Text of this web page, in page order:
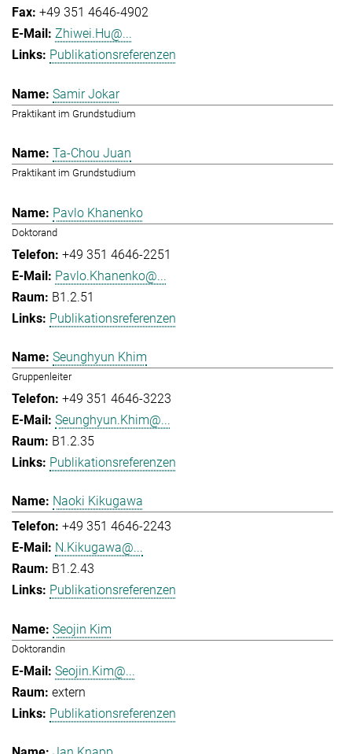
+49 351 4646-4902
Zhiwei.Hu@...
Publikationsreferenzen
Samir Jokar
Praktikant im Grundstudium
Ta-Chou Juan
Praktikant im Grundstudium
Pavlo Khanenko
Doktorand
+49 351 4646-2251
Pavlo.Khanenko@...
B1.2.51
Publikationsreferenzen
Seunghyun Khim
Gruppenleiter
+49 351 4646-3223
Seunghyun.Khim@...
B1.2.35
Publikationsreferenzen
Naoki Kikugawa
+49 351 4646-2243
N.Kikugawa@...
B1.2.43
Publikationsreferenzen
Seojin Kim
Doktorandin
Seojin.Kim@...
extern
Publikationsreferenzen